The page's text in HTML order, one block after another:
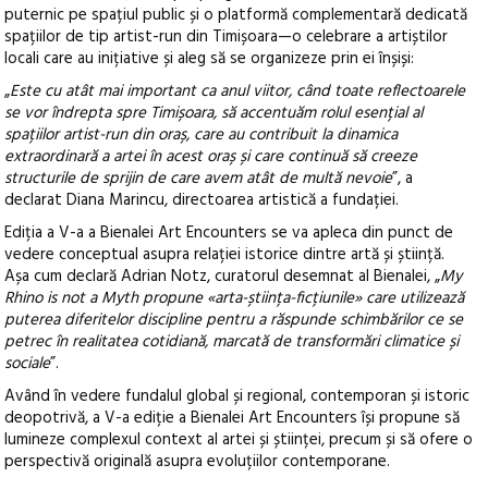
puternic pe spațiul public și o platformă complementară dedicată
spațiilor de tip artist-run din Timișoara—o celebrare a artiștilor
locali care au inițiative și aleg să se organizeze prin ei înșiși:
„Este cu atât mai important ca anul viitor, când toate reflectoarele
se vor îndrepta spre Timișoara, să accentuăm rolul esențial al
spațiilor artist-run din oraș, care au contribuit la dinamica
extraordinară a artei în acest oraș și care continuă să creeze
structurile de sprijin de care avem atât de multă nevoie”, a
declarat Diana Marincu, directoarea artistică a fundației.
Ediția a V-a a Bienalei Art Encounters se va apleca din punct de
vedere conceptual asupra relației istorice dintre artă și știință.
Așa cum declară Adrian Notz, curatorul desemnat al Bienalei, „My
Rhino is not a Myth propune «arta-știința-ficțiunile» care utilizează
puterea diferitelor discipline pentru a răspunde schimbărilor ce se
petrec în realitatea cotidiană, marcată de transformări climatice și
sociale”.
Având în vedere fundalul global și regional, contemporan și istoric
deopotrivă, a V-a ediție a Bienalei Art Encounters își propune să
lumineze complexul context al artei și științei, precum și să ofere o
perspectivă originală asupra evoluțiilor contemporane.